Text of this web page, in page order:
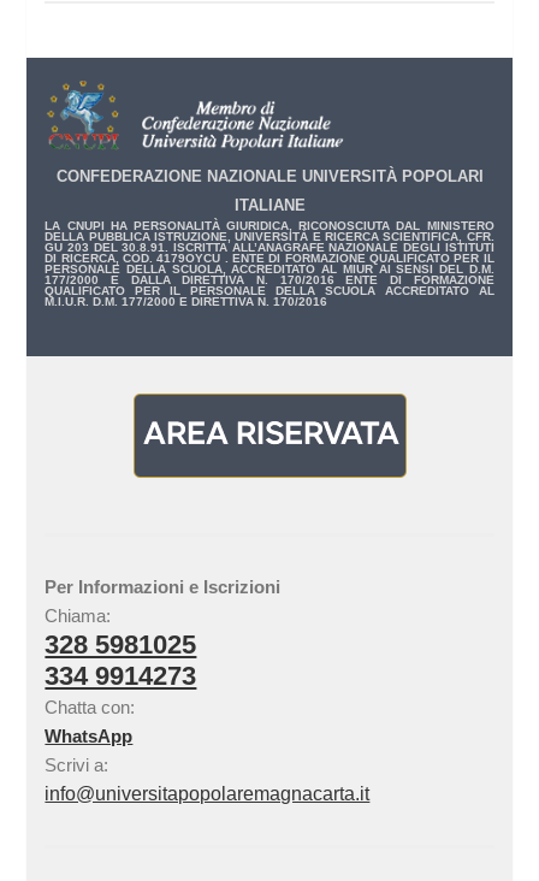
CONFEDERAZIONE NAZIONALE UNIVERSITÀ POPOLARI
ITALIANE
LA CNUPI HA PERSONALITÀ GIURIDICA, RICONOSCIUTA DAL MINISTERO
DELLA PUBBLICA ISTRUZIONE, UNIVERSITÀ E RICERCA SCIENTIFICA, CFR.
GU 203 DEL 30.8.91. ISCRITTA ALL’ANAGRAFE NAZIONALE DEGLI ISTITUTI
DI RICERCA, COD. 4179OYCU . ENTE DI FORMAZIONE QUALIFICATO PER IL
PERSONALE DELLA SCUOLA, ACCREDITATO AL MIUR AI SENSI DEL D.M.
177/2000 E DALLA DIRETTIVA N. 170/2016 ENTE DI FORMAZIONE
QUALIFICATO PER IL PERSONALE DELLA SCUOLA ACCREDITATO AL
M.I.U.R. D.M. 177/2000 E DIRETTIVA N. 170/2016
Per Informazioni e Iscrizioni
Chiama:
328 5981025
334 9914273
Chatta con:
WhatsApp
Scrivi a:
info@universitapopolaremagnacarta.it